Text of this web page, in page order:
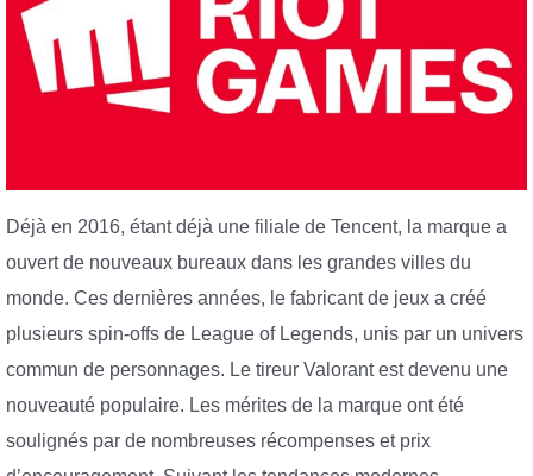
Déjà en 2016, étant déjà une filiale de Tencent, la marque a
ouvert de nouveaux bureaux dans les grandes villes du
monde. Ces dernières années, le fabricant de jeux a créé
plusieurs spin-offs de League of Legends, unis par un univers
commun de personnages. Le tireur Valorant est devenu une
nouveauté populaire. Les mérites de la marque ont été
soulignés par de nombreuses récompenses et prix